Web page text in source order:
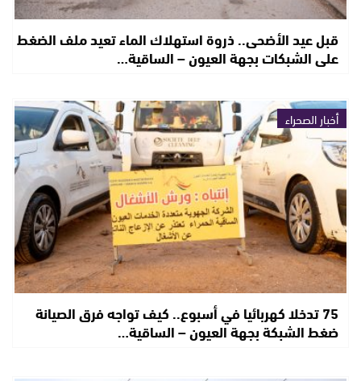
قبل عيد الأضحى.. ذروة استهلاك الماء تعيد ملف الضغط
على الشبكات بجهة العيون – الساقية…
أخبار الصحراء
75 تدخلا كهربائيا في أسبوع.. كيف تواجه فرق الصيانة
ضغط الشبكة بجهة العيون – الساقية…